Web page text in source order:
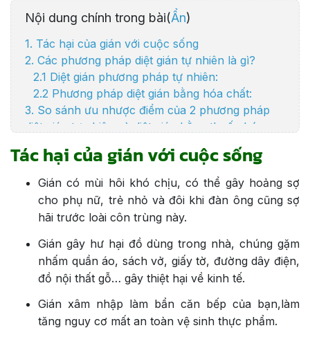
Nội dung chính trong bài(Ẩn)
1. Tác hại của gián với cuộc sống
2. Các phương pháp diệt gián tự nhiên là gì?
2.1 Diệt gián phương pháp tự nhiên:
2.2 Phương pháp diệt gián bằng hóa chất:
3. So sánh ưu nhược điểm của 2 phương pháp
diệt gián tự nhiên và diệt gián bằng thuốc hóa
3.1 Diệt gián tự nhiên:
3.2 Diệt gián bằng hóa chất:
4. Tại sao bạn nên lựa chọn Sanitec là đơn vị
cung cấp giải pháp diệt gián?
Tác hại của gián với cuộc sống
Gián có mùi hôi khó chịu, có thể gây hoảng sợ
cho phụ nữ, trẻ nhỏ và đôi khi đàn ông cũng sợ
hãi trước loài côn trùng này.
Gián gây hư hại đồ dùng trong nhà, chúng gặm
nhấm quần áo, sách vở, giấy tờ, đường dây điện,
đồ nội thất gỗ… gây thiệt hại về kinh tế.
Gián xâm nhập làm bẩn căn bếp của bạn,làm
tăng nguy cơ mất an toàn vệ sinh thực phẩm.